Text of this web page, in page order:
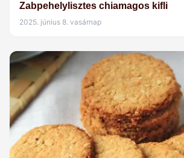
Zabpehelylisztes chiamagos kifli
2025. június 8. vasárnap